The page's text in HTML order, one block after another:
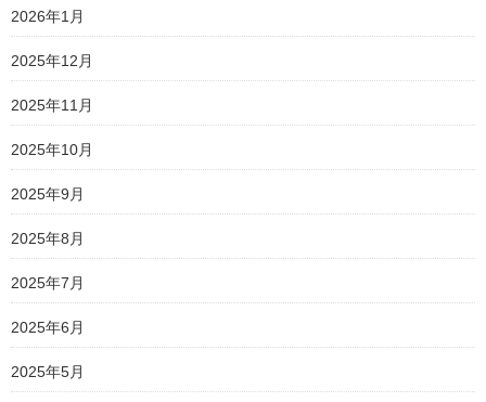
2026年1月
2025年12月
2025年11月
2025年10月
2025年9月
2025年8月
2025年7月
2025年6月
2025年5月